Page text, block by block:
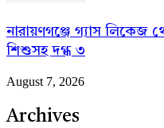
নারায়ণগঞ্জে গ্যাস লিকেজ
শিশুসহ দগ্ধ ৩
August 7, 2026
Archives